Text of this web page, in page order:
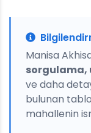
Manisa
sorgulama,
ve daha
bulunan
mahallenin